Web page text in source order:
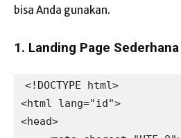
bisa Anda gunakan.
1. Landing Page Sederhana
<!DOCTYPE html>
<html lang="id">
<head>